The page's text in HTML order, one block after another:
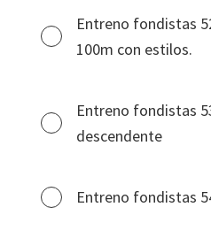
Entreno fondistas
100m con estilos.
Entreno fondistas
descendente
Entreno fondistas